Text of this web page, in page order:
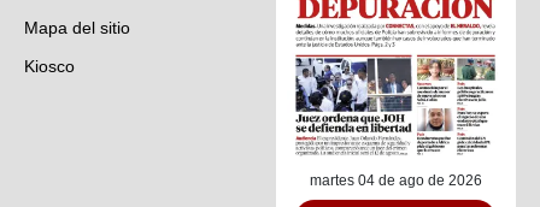
Mapa del sitio
Kiosco
martes 04 de ago de 2026